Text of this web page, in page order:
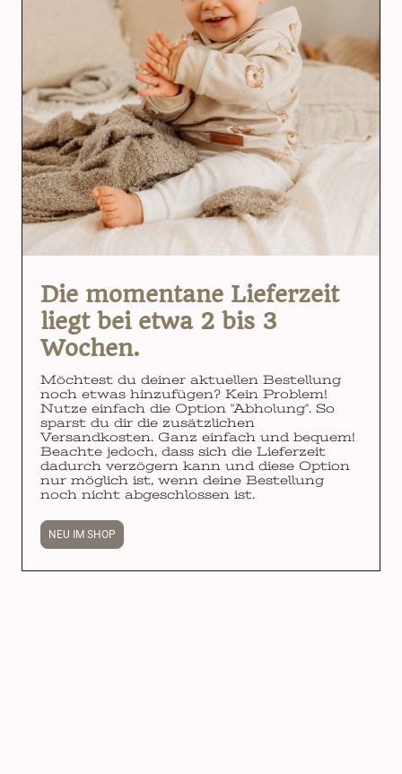
Die momentane Lieferzeit
liegt bei etwa 2 bis 3
Wochen.
Möchtest du deiner aktuellen Bestellung
noch etwas hinzufügen? Kein Problem!
Nutze einfach die Option "Abholung". So
sparst du dir die zusätzlichen
Versandkosten. Ganz einfach und bequem!
Beachte jedoch, dass sich die Lieferzeit
dadurch verzögern kann und diese Option
nur möglich ist, wenn deine Bestellung
noch nicht abgeschlossen ist.
NEU IM SHOP